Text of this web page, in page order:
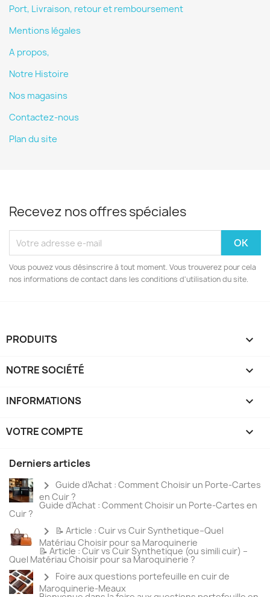
Port, Livraison, retour et remboursement
Mentions légales
A propos,
Notre Histoire
Nos magasins
Contactez-nous
Plan du site
Recevez nos offres spéciales
Vous pouvez vous désinscrire à tout moment. Vous trouverez pour cela
nos informations de contact dans les conditions d'utilisation du site.
PRODUITS 
NOTRE SOCIÉTÉ 
INFORMATIONS 
VOTRE COMPTE 
Derniers articles
chevron_right Guide d’Achat : Comment Choisir un Porte-Cartes
en Cuir ?
Guide d’Achat : Comment Choisir un Porte-Cartes en
Cuir ?
chevron_right
📝 Article : Cuir vs Cuir Synthetique–Quel
Matériau Choisir pour sa Maroquinerie
📝 Article : Cuir vs Cuir Synthetique (ou simili cuir) –
Quel Matériau Choisir pour sa Maroquinerie ?
chevron_right
Foire aux questions portefeuille en cuir de
Maroquinerie-Meaux